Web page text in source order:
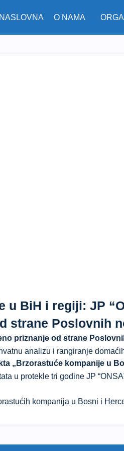
NASLOVNA O NAMA
u BiH i regiji: JP
strane Poslovnih
priznanje od strane
analizu i rangiranje
„Brzorastuće kompanije u
u protekle tri godine JP
kompanija u Bosni i